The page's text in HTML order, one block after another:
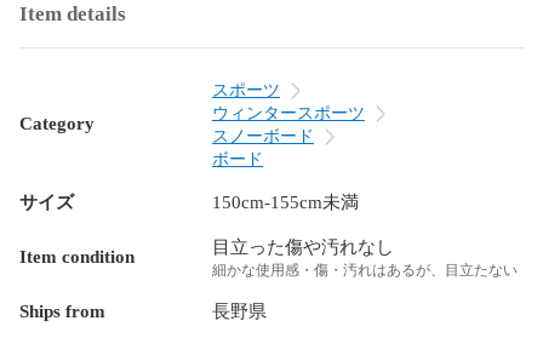
Item details
Category
スポーツ
ウィンタースポーツ
スノーボード
ボード
サイズ 150cm-155cm未満
Item condition 目立った傷や汚れなし
細かな使用感・傷・汚れはあるが、目立たない
Ships from 長野県